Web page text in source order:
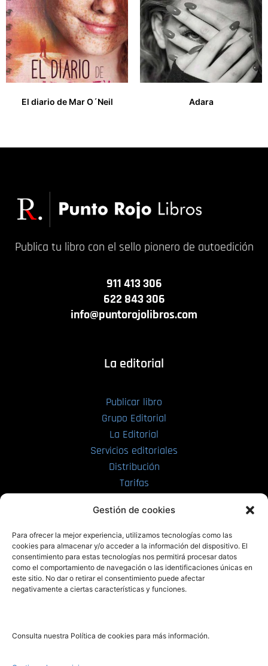
Gestión de cookies
Para ofrecer la mejor experiencia, utilizamos tecnologías como las
cookies para almacenar y/o acceder a la información del dispositivo. El
consentimiento para estas tecnologías nos permitirá procesar datos
como el comportamiento de navegación o las identificaciones únicas en
este sitio. No dar o retirar el consentimiento puede afectar
negativamente a ciertas características y funciones.
Consulta nuestra Política de cookies para más información.
El diario de Mar O´Neil
Adara
Publica tu libro con el sello pionero de autoedición
911 413 306
622 843 306
info@puntorojolibros.com
La editorial
Publicar libro
Grupo Editorial
La Editorial
Servicios editoriales
Distribución
Tarifas
PRL | Films
PRL | Play
PRL | LAB
Noticias